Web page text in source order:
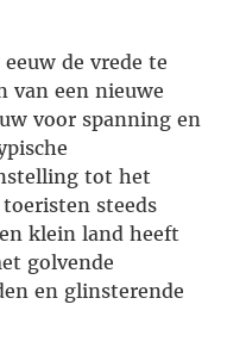
de vrede te
van een nieuwe
voor spanning en
tot het
steeds
klein land heeft
golvende
en glinsterende